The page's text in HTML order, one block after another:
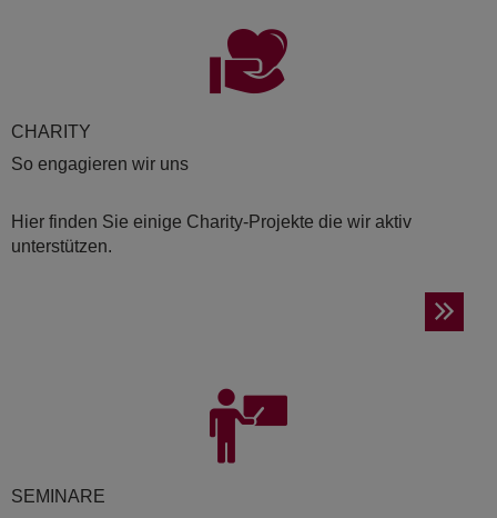
CHA­RI­TY
So engagieren wir uns
Hier finden Sie einige Charity-Projekte die wir aktiv
unterstützen.
SE­MI­NA­RE